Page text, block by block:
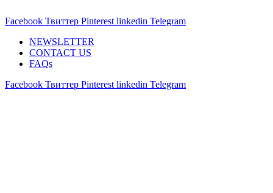
Facebook Твиттер Pinterest linkedin Telegram
NEWSLETTER
CONTACT US
FAQs
Facebook Твиттер Pinterest linkedin Telegram